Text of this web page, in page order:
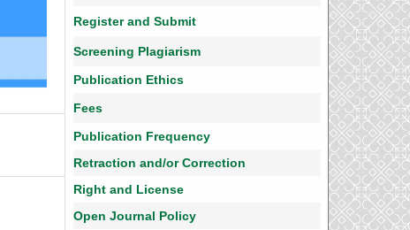
Register and Submit
Screening Plagiarism
Publication Ethics
Fees
Publication Frequency
Retraction and/or Correction
Right and License
Open Journal Policy